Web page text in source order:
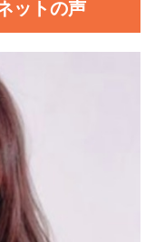
ットの声